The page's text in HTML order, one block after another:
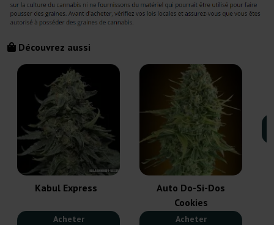
Découvrez aussi
Kabul Express
Acheter
Auto Do-Si-Dos
Cookies
Acheter